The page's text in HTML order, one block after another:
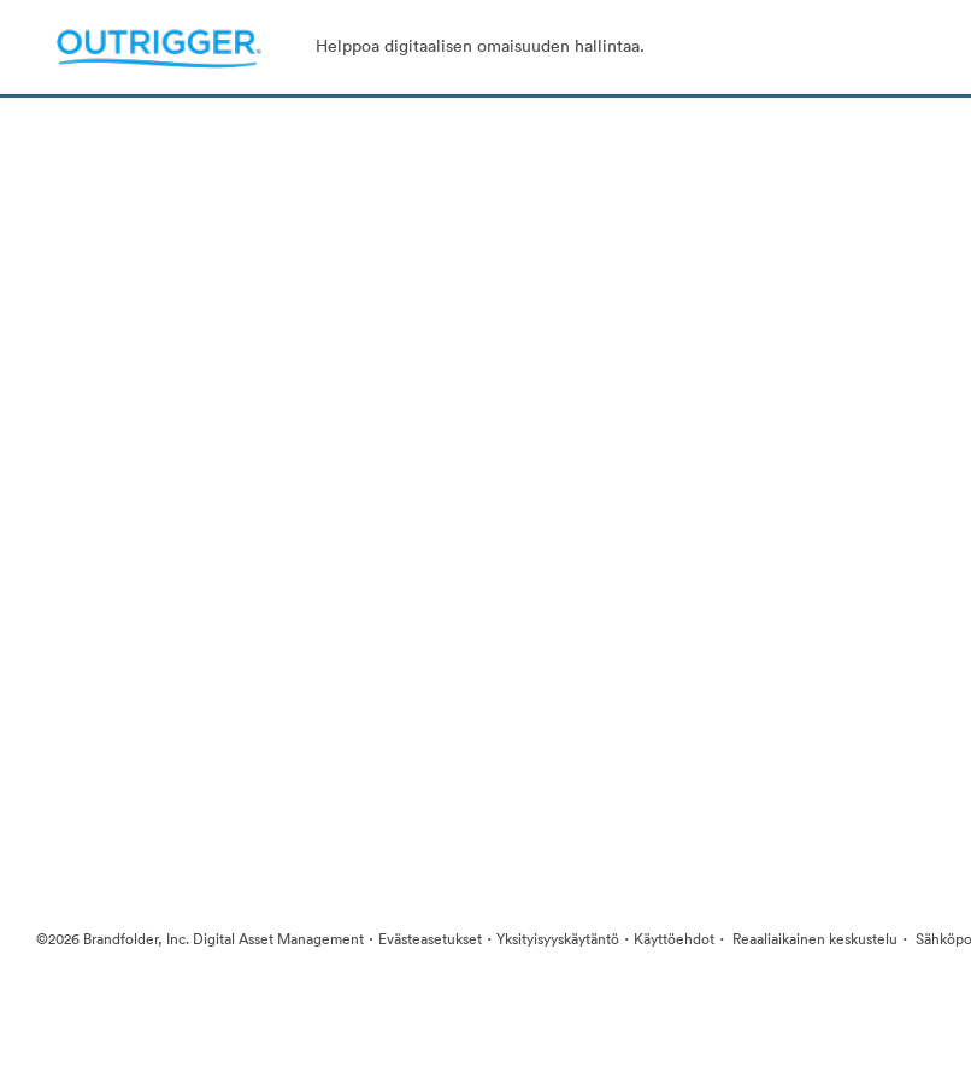
Helppoa digitaalisen omaisuuden hallintaa.
©2026 Brandfolder, Inc. Digital Asset Management · Evästeasetukset · Yksityisyyskäytäntö · Käyttöehdot · Reaaliaikainen keskustelu ·